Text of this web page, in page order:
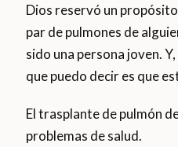
Dios reservó un
par de pulmones de
sido una persona joven.
que puedo decir es que
El trasplante de pulmón
problemas de salud.